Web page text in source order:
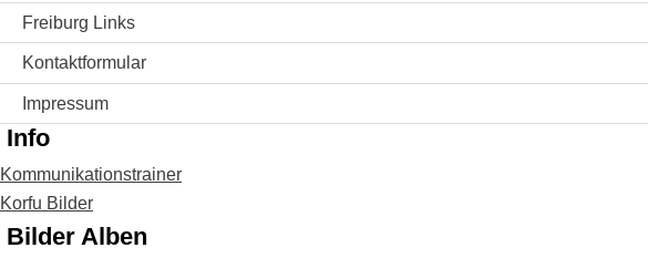
Freiburg Links
Kontaktformular
Impressum
Info
Kommunikationstrainer
Korfu Bilder
Bilder Alben